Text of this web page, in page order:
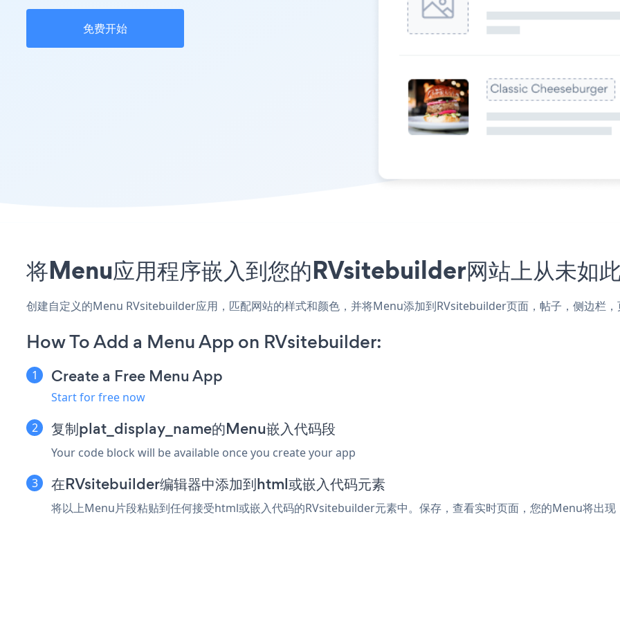
免费开始
将Menu应用程序嵌入到您的RVsitebuilder网站上从未如
创建自定义的Menu RVsitebuilder应用，匹配网站的样式和颜色，并将Menu添加到RVsitebuilder页面，帖子，侧边栏
How To Add a Menu App on RVsitebuilder:
Create a Free Menu App
Start for free now
复制plat_display_name的Menu嵌入代码段
Your code block will be available once you create your app
在RVsitebuilder编辑器中添加到html或嵌入代码元素
将以上Menu片段粘贴到任何接受html或嵌入代码的RVsitebuilder元素中。保存，查看实时页面，您的Menu将出现